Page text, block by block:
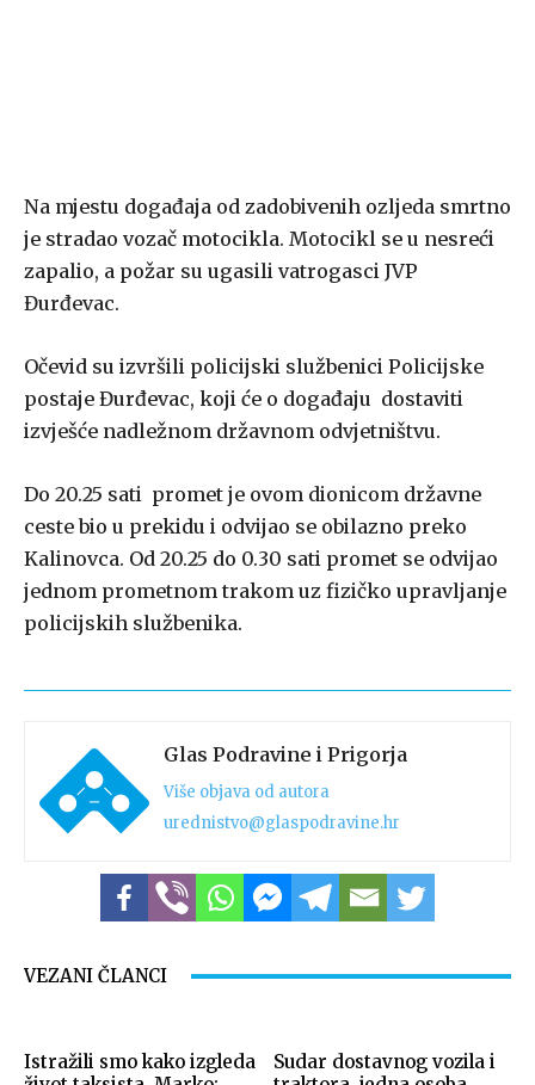
Na mjestu događaja od zadobivenih ozljeda smrtno
je stradao vozač motocikla. Motocikl se u nesreći
zapalio, a požar su ugasili vatrogasci JVP
Đurđevac.
Očevid su izvršili policijski službenici Policijske
postaje Đurđevac, koji će o događaju dostaviti
izvješće nadležnom državnom odvjetništvu.
Do 20.25 sati promet je ovom dionicom državne
ceste bio u prekidu i odvijao se obilazno preko
Kalinovca. Od 20.25 do 0.30 sati promet se odvijao
jednom prometnom trakom uz fizičko upravljanje
policijskih službenika.
Glas Podravine i Prigorja
Više objava od autora
urednistvo@glaspodravine.hr
VEZANI ČLANCI
Istražili smo kako izgleda
Sudar dostavnog vozila i